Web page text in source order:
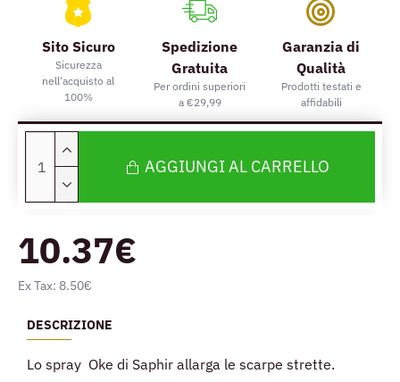
Sito Sicuro
Sicurezza
nell'acquisto al
100%
Spedizione
Gratuita
Per ordini superiori
a €29,99
Garanzia di
Qualità
Prodotti testati e
affidabili
10.37€
Ex Tax: 8.50€
AGGIUNGI AL CARRELLO
DESCRIZIONE
Lo spray Oke di Saphir allarga le scarpe strette.